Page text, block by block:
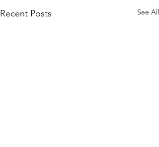
Recent Posts See All